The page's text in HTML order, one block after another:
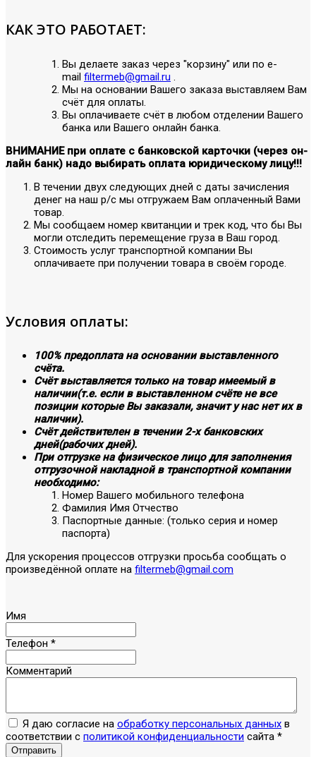
КАК ЭТО РАБОТАЕТ:
Вы делаете заказ через "корзину" или по е-
mail filtermeb@gmail.ru .
Мы на основании Вашего заказа выставляем Вам
счёт для оплаты.
Вы оплачиваете счёт в любом отделении Вашего
банка или Вашего онлайн банка.
ВНИМАНИЕ при оплате с банковской карточки (через он-
лайн банк) надо выбирать оплата юридическому лицу!!!
В течении двух следующих дней с даты зачисления
денег на наш р/с мы отгружаем Вам оплаченный Вами
товар.
Мы сообщаем номер квитанции и трек код, что бы Вы
могли отследить перемещение груза в Ваш город.
Стоимость услуг транспортной компании Вы
оплачиваете при получении товара в своём городе.
Условия оплаты:
100% предоплата на основании выставленного
счёта.
Счёт выставляется только на товар имеемый в
наличии(т.е. если в выставленном счёте не все
позиции которые Вы заказали, значит у нас нет их в
наличии).
Счёт действителен в течении 2-х банковских
дней(рабочих дней).
При отгрузке на физическое лицо для заполнения
отгрузочной накладной в транспортной компании
необходимо:
Номер Вашего мобильного телефона
Фамилия Имя Отчество
Паспортные данные: (только серия и номер
паспорта)
Для ускорения процессов отгрузки просьба сообщать о
произведённой оплате на filtermeb@gmail.com
Имя
Телефон *
Комментарий
Я даю согласие на обработку персональных данных в
соответствии с политикой конфиденциальности сайта *
Отправить